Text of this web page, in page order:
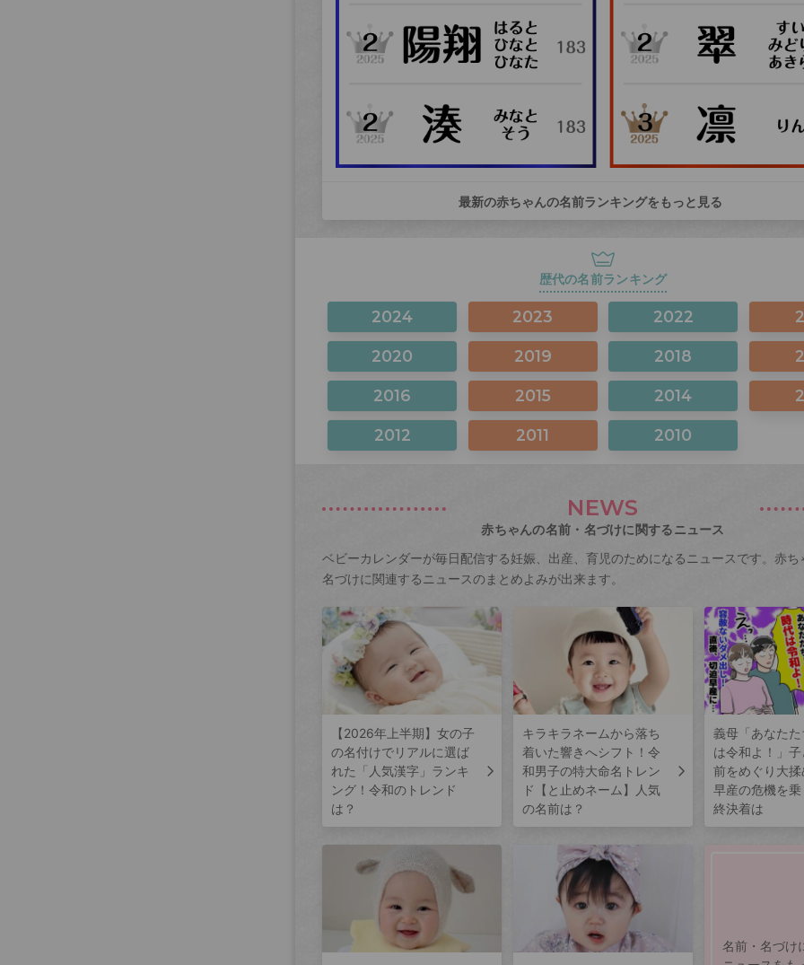
最新の赤ちゃんの名前ランキングをもっと見る
歴代の名前ランキング
2024 2023 2022
2020 2019 2018
2016 2015 2014
2012 2011 2010
NEWS
赤ちゃんの名前・名づけに関するニュース
ベビーカレンダーが毎日配信する妊娠、出産、育児のためになるニュースです。赤ち
名づけに関連するニュースのまとめよみが出来ます。
【2026年上半期】女の子
の名付けでリアルに選ば
れた「人気漢字」ランキ
ング！令和のトレンド
は？
キラキラネームから落ち
着いた響きへシフト！令
和男子の特大命名トレン
ド【と止めネーム】人気
の名前は？
義母「あなた
は令和よ！」
前をめぐり大
早産の危機を
終決着は
名前・名づけ